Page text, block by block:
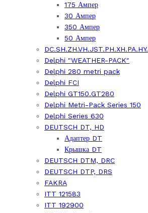
175 Ампер
30 Ампер
350 Ампер
50 Ампер
DC.SH.ZH.VH.JST.PH.XH.PA.HY.
Delphi "WEATHER-PACK"
Delphi 280 metri pack
Delphi FCI
Delphi GT150.GT280
Delphi Metri-Pack Series 150
Delphi Series 630
DEUTSCH DT, HD
Адаптер DT
Крышка DT
DEUTSCH DTM, DRC
DEUTSCH DTP, DRS
FAKRA
ITT 121583
ITT 192900